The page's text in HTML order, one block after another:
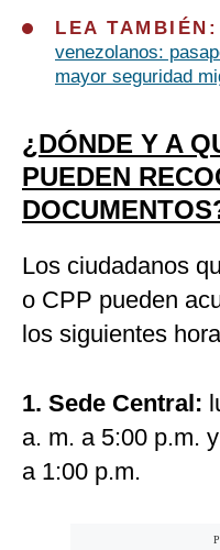
LEA TAMBIÉN:
venezolanos:
mayor seguridad
¿DÓNDE Y A
PUEDEN
Los ciudadanos
o CPP pueden
los siguientes
1. Sede Central:
a. m. a 5:00 p.m.
a 1:00 p.m.